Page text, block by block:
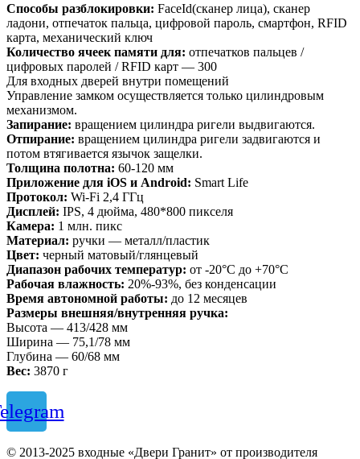
Способы разблокировки: FaceId(сканер лица), сканер
ладони, отпечаток пальца, цифровой пароль, смартфон, RFID
карта, механический ключ
Количество ячеек памяти для: отпечатков пальцев /
цифровых паролей / RFID карт — 300
Для входных дверей внутри помещений
Управление замком осуществляется только цилиндровым
механизмом.
Запирание: вращением цилиндра ригели выдвигаются.
Отпирание: вращением цилиндра ригели задвигаются и
потом втягивается язычок защелки.
Толщина полотна: 60-120 мм
Приложение для iOS и Android: Smart Life
Протокол: Wi-Fi 2,4 ГГц
Дисплей: IPS, 4 дюйма, 480*800 пикселя
Камера: 1 млн. пикс
Материал: ручки — металл/пластик
Цвет: черный матовый/глянцевый
Диапазон рабочих температур: от -20°C до +70°C
Рабочая влажность: 20%-93%, без конденсации
Время автономной работы: до 12 месяцев
Размеры внешняя/внутренняя ручка:
Высота — 413/428 мм
Ширина — 75,1/78 мм
Глубина — 60/68 мм
Вес: 3870 г
© 2013-2025 входные «Двери Гранит» от производителя